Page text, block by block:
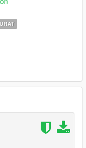
Click on
folder named
with the sirens.
in the folder
when you exported
SIRENS CONTACT